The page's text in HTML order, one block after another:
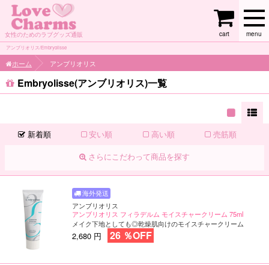
女性のためのラブグッズ通販 menu
cart
アンブリオリス/Embryolisse
ホーム アンブリオリス
Embryolisse(アンブリオリス)一覧
新着順 安い順 高い順 売筋順
さらにこだわって商品を探す
アンブリオリス
アンブリオリス フィラデルム モイスチャークリーム 75ml
メイク下地としても◎乾燥肌向けのモイスチャークリーム
2,680 円 26 ％OFF